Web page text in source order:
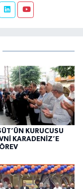
KURUCUSU
KARADENİZ’E